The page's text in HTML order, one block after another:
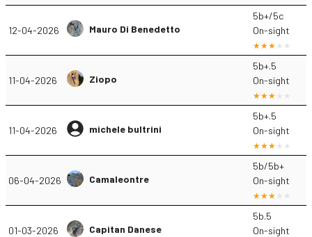
12-04-2026 Mauro Di Benedetto
5b+/5c
On-sight
11-04-2026 Ziopo
5b+.5
On-sight
11-04-2026 michele bultrini
5b+.5
On-sight
06-04-2026 Camaleontre
5b/5b+
On-sight
01-03-2026 Capitan Danese
5b.5
On-sight